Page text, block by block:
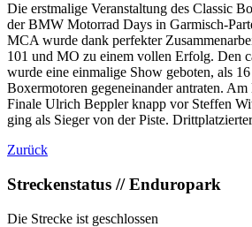
Die erstmalige Veranstaltung des Classic
der BMW Motorrad Days in Garmisch-
MCA wurde dank perfekter
101 und MO zu einem vollen Erfolg. Den
wurde eine einmalige Show geboten, als
Boxermotoren gegeneinander antraten.
Finale Ulrich Beppler knapp vor Steffen
ging als Sieger von der Piste.
Zurück
Streckenstatus // Enduropark
Die Strecke ist geschlossen